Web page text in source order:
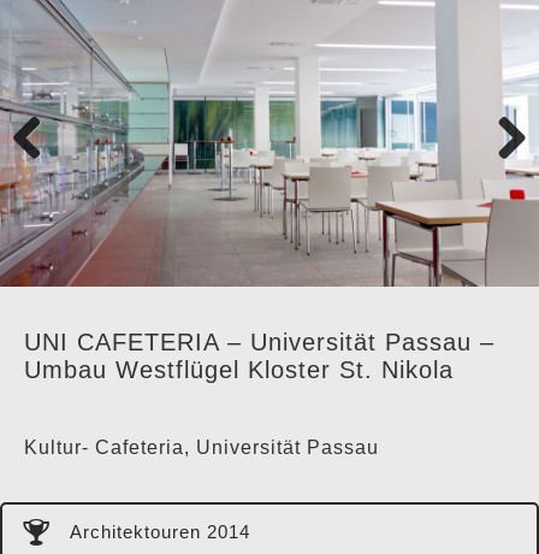
Previo
us
Next
UNI CAFETERIA – Universität Passau –
Umbau Westflügel Kloster St. Nikola
Kultur- Cafeteria, Universität Passau
Architektouren 2014